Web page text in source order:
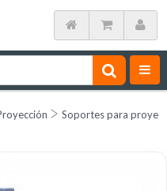
Soportes para